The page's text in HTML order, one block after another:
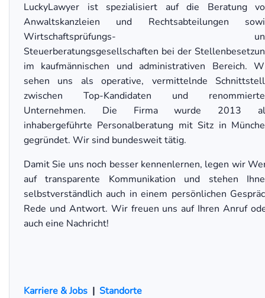
LuckyLawyer ist spezialisiert auf die Beratung
Anwaltskanzleien und Rechtsabteilungen
Wirtschaftsprüfungs-
Steuerberatungsgesellschaften bei der
im kaufmännischen und administrativen Bereich.
sehen uns als operative, vermittelnde
zwischen Top-Kandidaten und
Unternehmen. Die Firma wurde 2013
inhabergeführte Personalberatung mit Sitz in
gegründet. Wir sind bundesweit tätig.
Damit Sie uns noch besser kennenlernen, legen wir
auf transparente Kommunikation und stehen
selbstverständlich auch in einem persönlichen
Rede und Antwort. Wir freuen uns auf Ihren Anruf
auch eine Nachricht!
Karriere & Jobs | Standorte